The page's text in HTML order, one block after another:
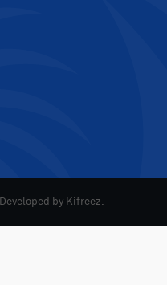
by Kifreez.